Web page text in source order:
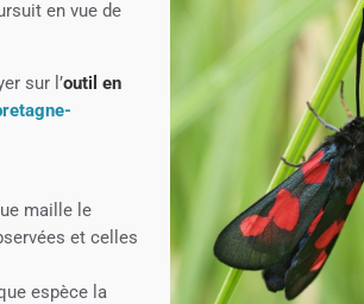
en vue de
sur l’outil en
maille le
et celles
espèce la